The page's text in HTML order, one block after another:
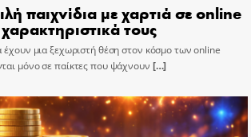
παιχνίδια με χαρτιά σε online
τους
έχουν μια ξεχωριστή θέση στον κόσμο των online
μόνο σε παίκτες που ψάχνουν […]